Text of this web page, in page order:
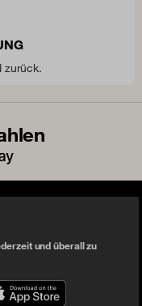
zurück.
und überall zu